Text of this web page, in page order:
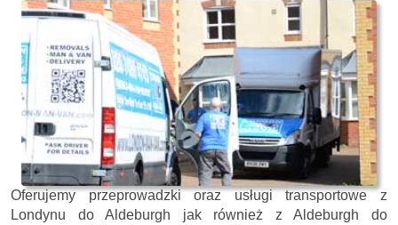
Oferujemy przeprowadzki oraz usługi transportowe z
Londynu do Aldeburgh jak również z Aldeburgh do